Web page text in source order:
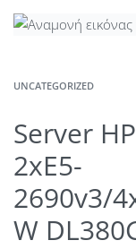
UNCATEGORIZED
Server
2xE5-
2690v3/
W